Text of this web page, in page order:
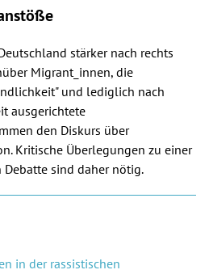
stärker nach rechts
Migrant_innen, die
und lediglich nach
ausgerichtete
den Diskurs über
Kritische Überlegungen zu einer
sind daher nötig.
in der rassistischen